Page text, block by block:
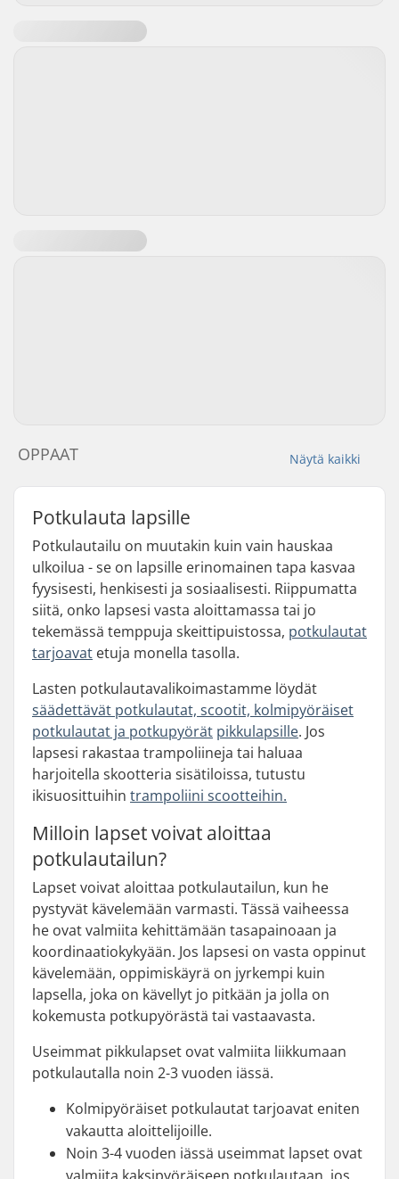
Näytä kaikki
OPPAAT
Potkulauta lapsille
Potkulautailu on muutakin kuin vain hauskaa
ulkoilua - se on lapsille erinomainen tapa kasvaa
fyysisesti, henkisesti ja sosiaalisesti. Riippumatta
siitä, onko lapsesi vasta aloittamassa tai jo
tekemässä temppuja skeittipuistossa, potkulautat
tarjoavat etuja monella tasolla.
Lasten potkulautavalikoimastamme löydät
säädettävät potkulautat, scootit, kolmipyöräiset
potkulautat ja potkupyörät pikkulapsille. Jos
lapsesi rakastaa trampoliineja tai haluaa
harjoitella skootteria sisätiloissa, tutustu
ikisuosittuihin trampoliini scootteihin.
Milloin lapset voivat aloittaa
potkulautailun?
Lapset voivat aloittaa potkulautailun, kun he
pystyvät kävelemään varmasti. Tässä vaiheessa
he ovat valmiita kehittämään tasapainoaan ja
koordinaatiokykyään. Jos lapsesi on vasta oppinut
kävelemään, oppimiskäyrä on jyrkempi kuin
lapsella, joka on kävellyt jo pitkään ja jolla on
kokemusta potkupyörästä tai vastaavasta.
Useimmat pikkulapset ovat valmiita liikkumaan
potkulautalla noin 2-3 vuoden iässä.
Kolmipyöräiset potkulautat tarjoavat eniten
vakautta aloittelijoille.
Noin 3-4 vuoden iässä useimmat lapset ovat